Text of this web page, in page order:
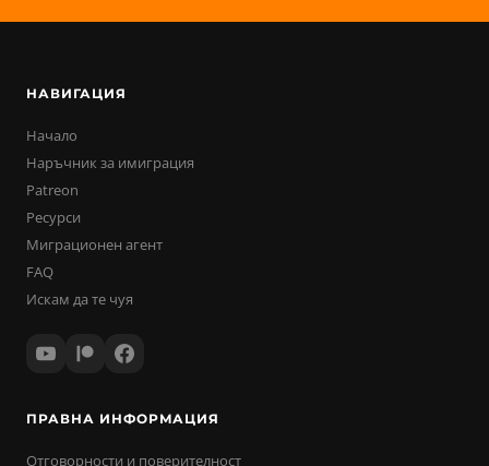
НАВИГАЦИЯ
Начало
Наръчник за имиграция
Patreon
Ресурси
Миграционен агент
FAQ
Искам да те чуя
ПРАВНА ИНФОРМАЦИЯ
Отговорности и поверителност